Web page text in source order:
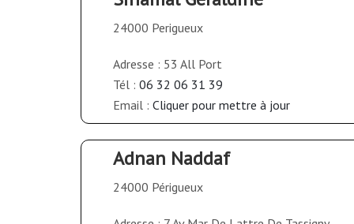
24000 Perigueux
Adresse : 53 All Port
Tél : 06 32 06 31 39
Email : Cliquer pour mettre à jour
Adnan Naddaf
24000 Périgueux